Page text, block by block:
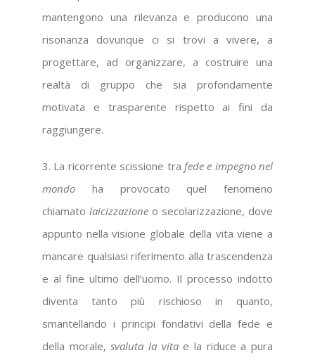
mantengono una rilevanza e producono una
risonanza dovunque ci si trovi a vivere, a
progettare, ad organizzare, a costruire una
realtà di gruppo che sia profondamente
motivata e trasparente rispetto ai fini da
raggiungere.
3. La ricorrente scissione tra fede e impegno nel
mondo ha provocato quel fenomeno
chiamato laicizzazione o secolarizzazione, dove
appunto nella visione globale della vita viene a
mancare qualsiasi riferimento alla trascendenza
e al fine ultimo dell’uomo. Il processo indotto
diventa tanto più rischioso in quanto,
smantellando i principi fondativi della fede e
della morale,svaluta la vitae la riduce a pura